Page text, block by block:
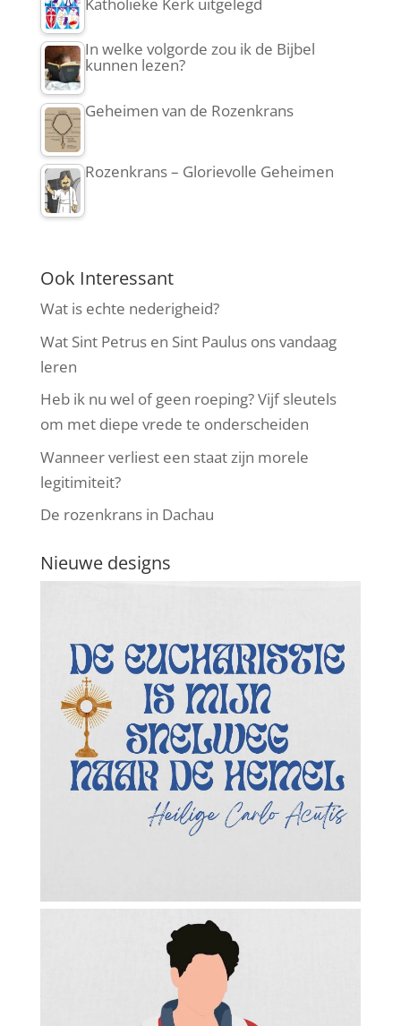
In welke volgorde zou ik de Bijbel
kunnen lezen?
Geheimen van de Rozenkrans
Rozenkrans – Glorievolle Geheimen
Ook Interessant
Wat is echte nederigheid?
Wat Sint Petrus en Sint Paulus ons vandaag
leren
Heb ik nu wel of geen roeping? Vijf sleutels
om met diepe vrede te onderscheiden
Wanneer verliest een staat zijn morele
legitimiteit?
De rozenkrans in Dachau
Nieuwe designs